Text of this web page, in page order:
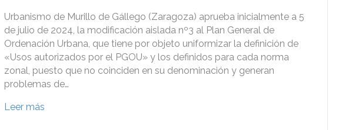
Urbanismo de Murillo de Gállego (Zaragoza) aprueba inicialmente a 5
de julio de 2024, la modificación aislada nº3 al Plan General de
Ordenación Urbana, que tiene por objeto uniformizar la definición de
«Usos autorizados por el PGOU» y los definidos para cada norma
zonal, puesto que no coinciden en su denominación y generan
problemas de…
Leer más